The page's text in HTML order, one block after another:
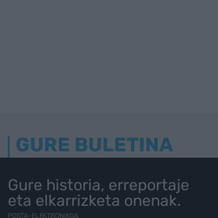
GURE BULETINA
Gure historia, erreportaje
eta elkarrizketa onenak.
POSTA-ELEKTRONIKOA